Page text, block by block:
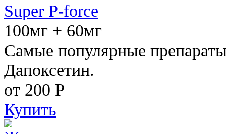
Super P-force
100мг + 60мг
Самые популярные
Дапоксетин.
от 200 Р
Купить